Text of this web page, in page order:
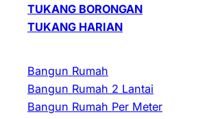
TUKANG BORONGAN
TUKANG HARIAN
Bangun Rumah
Bangun Rumah 2 Lantai
Bangun Rumah Per Meter